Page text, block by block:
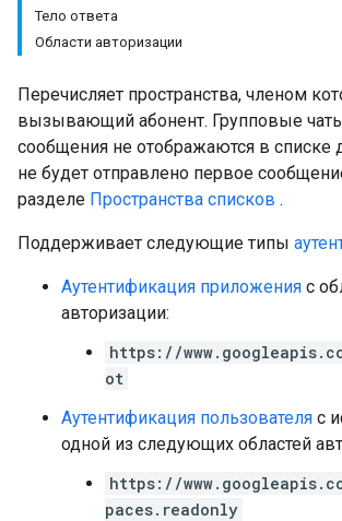
Тело ответа
Области авторизации
Перечисляет пространства, членом
вызывающий абонент. Групповые
сообщения не отображаются в списке
не будет отправлено первое
разделе Пространства списков .
Поддерживает следующие типы
Аутентификация приложения с
авторизации:
https://
ot
Аутентификация пользователя с
одной из следующих областей
https://
paces.readonly